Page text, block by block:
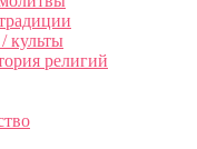
культы
религий